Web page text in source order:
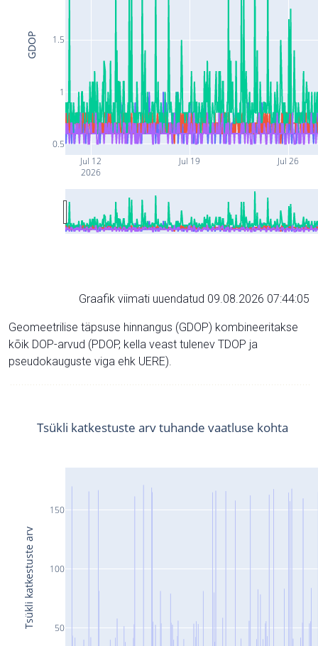
Jul 12
2026
Jul 19 Jul 26
0.5
1
1.5
GDOP
Graafik viimati uuendatud 09.08.2026 07:44:05
Geomeetrilise täpsuse hinnangus (GDOP) kombineeritakse
kõik DOP-arvud (PDOP, kella veast tulenev TDOP ja
pseudokauguste viga ehk UERE).
50
100
150
Tsükli katkestuste arv tuhande vaatluse kohta
Tsükli katkestuste arv